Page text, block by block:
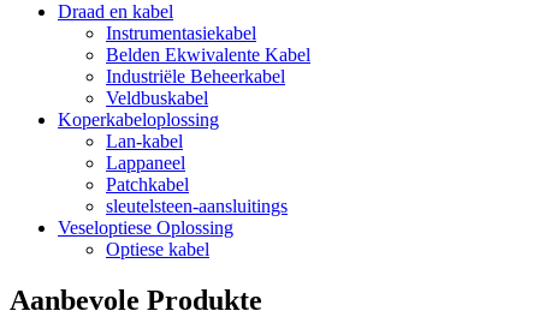
Draad en kabel
Instrumentasiekabel
Belden Ekwivalente Kabel
Industriële Beheerkabel
Veldbuskabel
Koperkabeloplossing
Lan-kabel
Lappaneel
Patchkabel
sleutelsteen-aansluitings
Veseloptiese Oplossing
Optiese kabel
Aanbevole Produkte